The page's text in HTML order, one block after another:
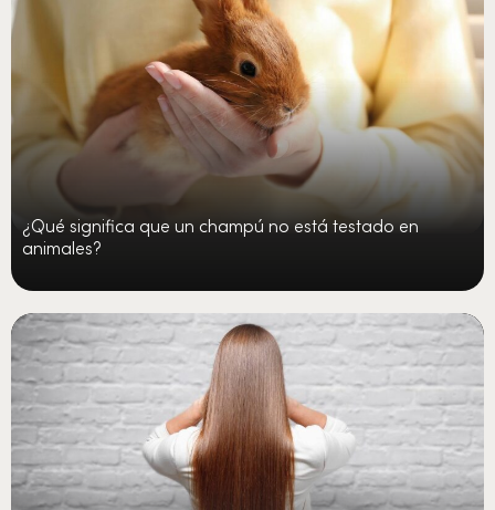
¿Qué significa que un champú no está testado en
animales?